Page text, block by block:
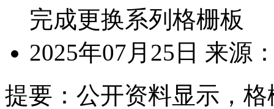
完成更换系列格栅板
2025年07月25日 来源
提要： 公开资料显示，